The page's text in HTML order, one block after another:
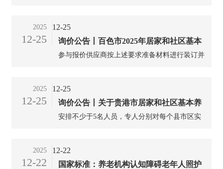
老产业协同发展。...
展《湘潭市“十五五”养老服务规划》（以下简
称“规划”）编制工作。为科学编制规划，我局拟
委托第三方开展规划编制工作。现将有关事项公
2025
12-25
12-25
询价公告丨百色市2025年居家和社区基本
养老服务提升行动项目审核与验收采购询
参与报价供应商按上述要求准备材料进行装订并
邮寄至百色市民政局养老服务科405室...
2025
12-25
12-25
询价公告丨关于贵港市居家和社区基本养
老服务提升行动项目核查和验收购买服务
安排不少于5名人员，专人分别对每个县市区实
对象审核、系统录入，每天检查基本养老服务提
升项目承接方在民政部系统录入情况，发现问题
2025
12-22
12-22
国家标准：养老机构认知障碍老年人照护